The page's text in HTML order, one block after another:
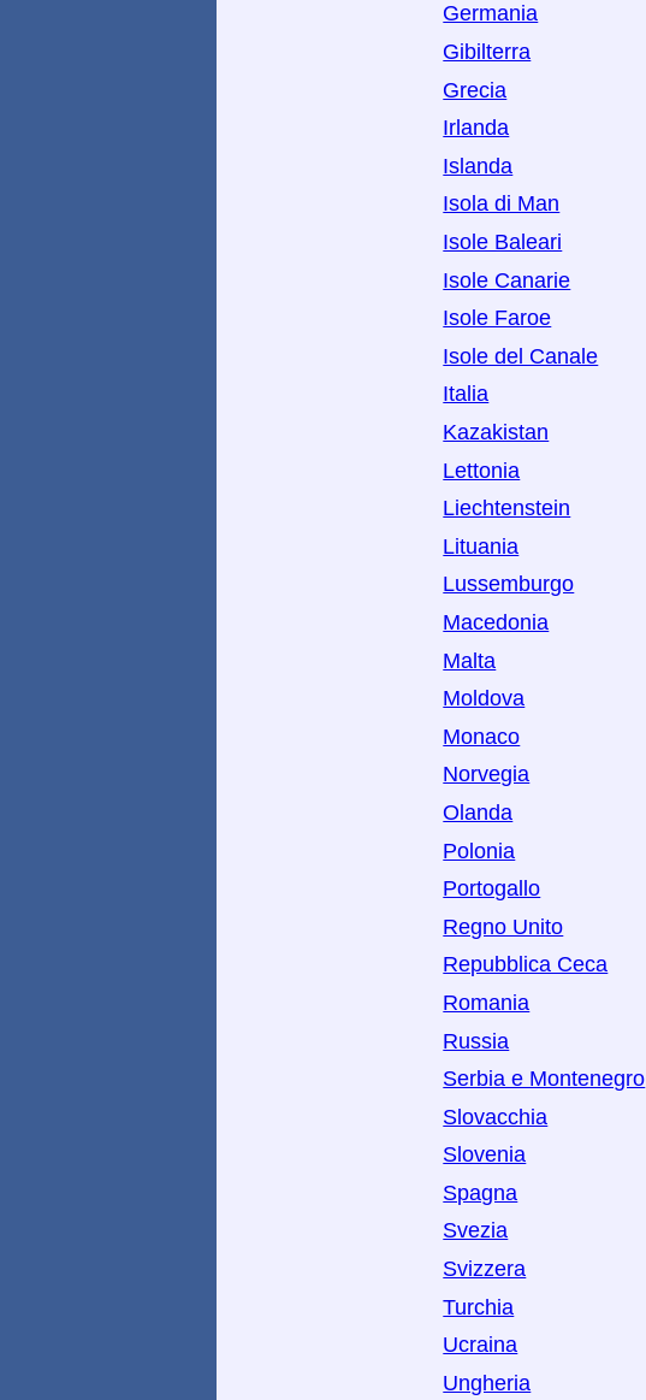
Germania
Gibilterra
Grecia
Irlanda
Islanda
Isola di Man
Isole Baleari
Isole Canarie
Isole Faroe
Isole del Canale
Italia
Kazakistan
Lettonia
Liechtenstein
Lituania
Lussemburgo
Macedonia
Malta
Moldova
Monaco
Norvegia
Olanda
Polonia
Portogallo
Regno Unito
Repubblica Ceca
Romania
Russia
Serbia e Montenegro
Slovacchia
Slovenia
Spagna
Svezia
Svizzera
Turchia
Ucraina
Ungheria